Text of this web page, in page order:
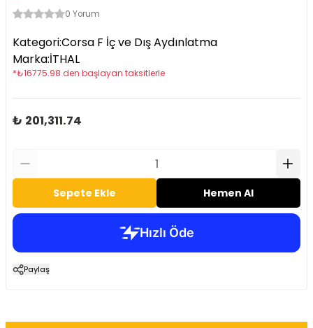
0 Yorum
Kategori:Corsa F İç ve Dış Aydınlatma
Marka:İTHAL
*₺16775.98 den başlayan taksitlerle
₺ 201,311.74
Sepete Ekle Hemen Al
Paylaş